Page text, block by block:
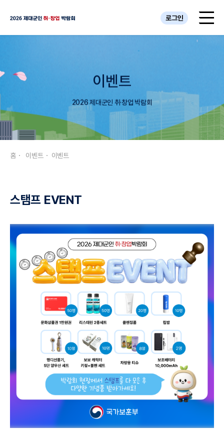
로그인
이벤트
2026 제대군인 취·창업 박람회
홈 이벤트 이벤트
스탬프 EVENT